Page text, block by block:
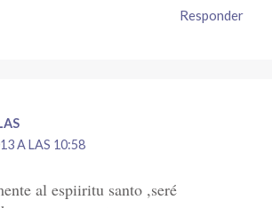
Responder
A LAS 10:58
al espiiritu santo ,seré